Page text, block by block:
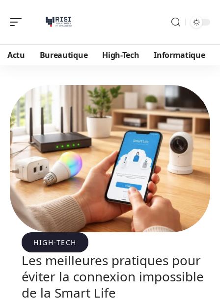
Actu Bureautique High-Tech Informatique
HIGH-TECH
Les meilleures pratiques pour
éviter la connexion impossible
de la Smart Life